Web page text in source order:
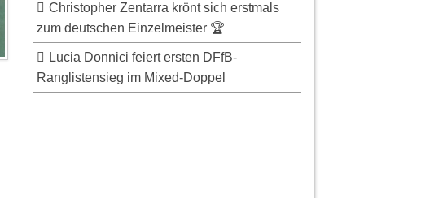
Christopher Zentarra krönt sich erstmals
zum deutschen Einzelmeister 🏆
Lucia Donnici feiert ersten DFfB-
Ranglistensieg im Mixed-Doppel